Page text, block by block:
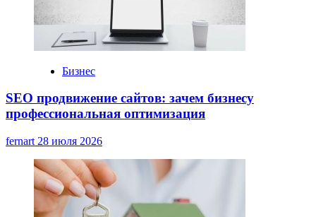
Бизнес
SEO продвижение сайтов: зачем бизнесу
профессиональная оптимизация
fernart 28 июля 2026